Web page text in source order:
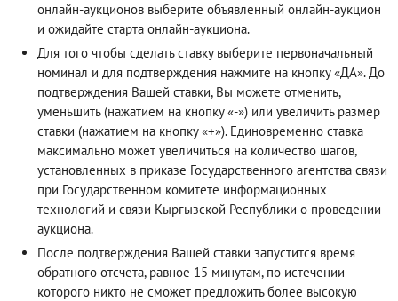
онлайн-аукционов выберите объявленный онлайн-аукцион
и ожидайте старта онлайн-аукциона.
Для того чтобы сделать ставку выберите первоначальный
номинал и для подтверждения нажмите на кнопку «ДА». До
подтверждения Вашей ставки, Вы можете отменить,
уменьшить (нажатием на кнопку «-») или увеличить размер
ставки (нажатием на кнопку «+»). Единовременно ставка
максимально может увеличиться на количество шагов,
установленных в приказе Государственного агентства связи
при Государственном комитете информационных
технологий и связи Кыргызской Республики о проведении
аукциона.
После подтверждения Вашей ставки запустится время
обратного отсчета, равное 15 минутам, по истечении
которого никто не сможет предложить более высокую